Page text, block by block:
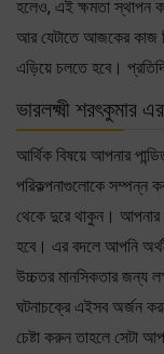
হলেও, এই ক্ষমতা স্থাপন
আর যেটাতে আজকের কাজ
এড়িয়ে চলতে হবে।
ভারলক্ষ্মী শরৎকুমার
আর্থিক বিষয়ে আপনার
পরিকল্পনাগুলোকে সম্পন্ন
থেকে দুরে থাকুন।
হবে। এর বদলে আপনি
উচ্চতর মানসিকতার জন্য
ঘটনাচক্রে এইসব অর্জন
চেষ্টা করুন তাহলে